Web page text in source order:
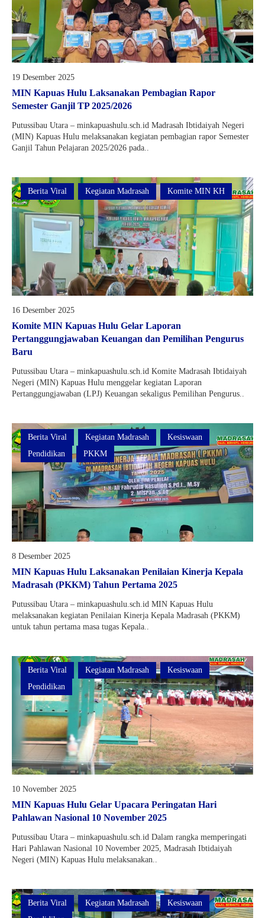
19 Desember 2025
MIN Kapuas Hulu Laksanakan Pembagian Rapor
Semester Ganjil TP 2025/2026
Putussibau Utara – minkapuashulu.sch.id Madrasah Ibtidaiyah Negeri
(MIN) Kapuas Hulu melaksanakan kegiatan pembagian rapor Semester
Ganjil Tahun Pelajaran 2025/2026 pada..
Berita Viral Kegiatan Madrasah Komite MIN KH
16 Desember 2025
Komite MIN Kapuas Hulu Gelar Laporan
Pertanggungjawaban Keuangan dan Pemilihan Pengurus
Baru
Putussibau Utara – minkapuashulu.sch.id Komite Madrasah Ibtidaiyah
Negeri (MIN) Kapuas Hulu menggelar kegiatan Laporan
Pertanggungjawaban (LPJ) Keuangan sekaligus Pemilihan Pengurus..
Berita Viral Kegiatan Madrasah
Kesiswaan
Pendidikan
PKKM
8 Desember 2025
MIN Kapuas Hulu Laksanakan Penilaian Kinerja Kepala
Madrasah (PKKM) Tahun Pertama 2025
Putussibau Utara – minkapuashulu.sch.id MIN Kapuas Hulu
melaksanakan kegiatan Penilaian Kinerja Kepala Madrasah (PKKM)
untuk tahun pertama masa tugas Kepala..
Berita Viral Kegiatan Madrasah
Kesiswaan
Pendidikan
10 November 2025
MIN Kapuas Hulu Gelar Upacara Peringatan Hari
Pahlawan Nasional 10 November 2025
Putussibau Utara – minkapuashulu.sch.id Dalam rangka memperingati
Hari Pahlawan Nasional 10 November 2025, Madrasah Ibtidaiyah
Negeri (MIN) Kapuas Hulu melaksanakan..
Berita Viral Kegiatan Madrasah
Kesiswaan